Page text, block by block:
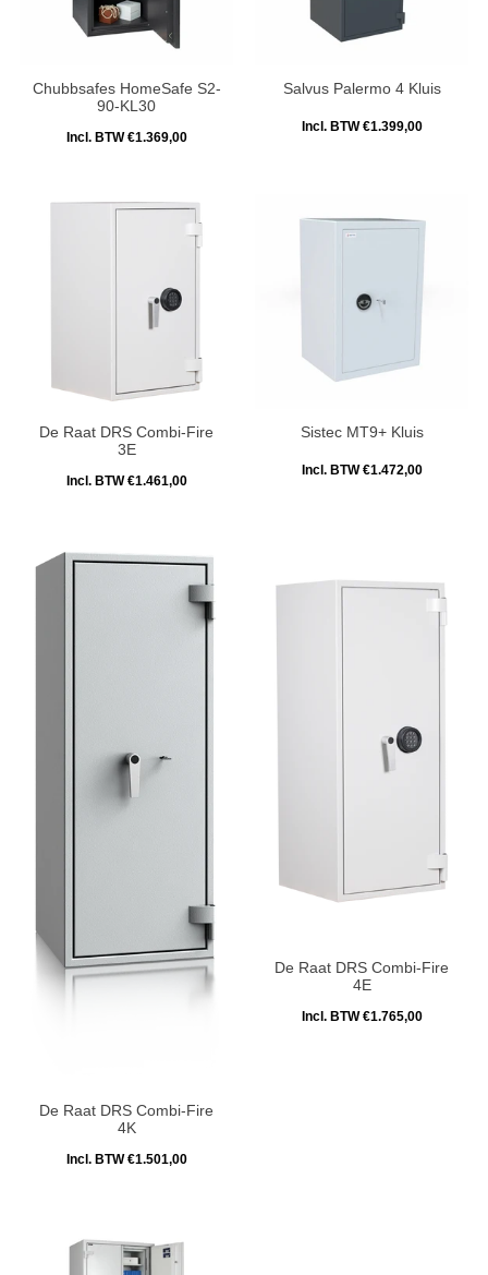
Chubbsafes HomeSafe S2-
90-KL30
Incl. BTW €1.369,00
Salvus Palermo 4 Kluis
Incl. BTW €1.399,00
De Raat DRS Combi-Fire
3E
Incl. BTW €1.461,00
Sistec MT9+ Kluis
Incl. BTW €1.472,00
De Raat DRS Combi-Fire
4K
Incl. BTW €1.501,00
De Raat DRS Combi-Fire
4E
Incl. BTW €1.765,00